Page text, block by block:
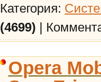
Категория:
(4699) |
Opera